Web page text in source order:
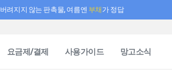
버려지지 않는 판촉물, 여름엔 부채가 정답
요금제/결제 사용가이드 망고소식